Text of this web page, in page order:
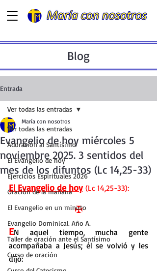
Blog
Entrada
Ver todas las entradas
Adoración al Santísimo
El Evangelio de hoy
Ejercicios Espirituales 2026
Oración de la mañana
El Evangelio en un minuto
Evangelio Dominical. Año A.
Taller de oración ante el Santísimo
Curso de oración
Ver todas las entradas
Evangelio de hoy miércoles 5
noviembre 2025. 3 sentidos del
mes de los difuntos (Lc 14,25-33)
María con nosotros
El Evangelio de hoy (Lc 14,25-33):
✠
EN aquel tiempo, mucha gente
acompañaba a Jesús; él se volvió y les
dijo: